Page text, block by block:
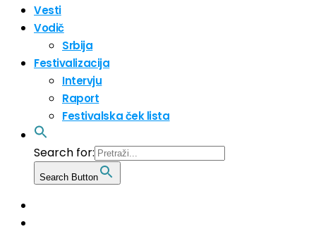
Vesti
Vodič
Srbija
Festivalizacija
Intervju
Raport
Festivalska ček lista
Search for:
Search Button